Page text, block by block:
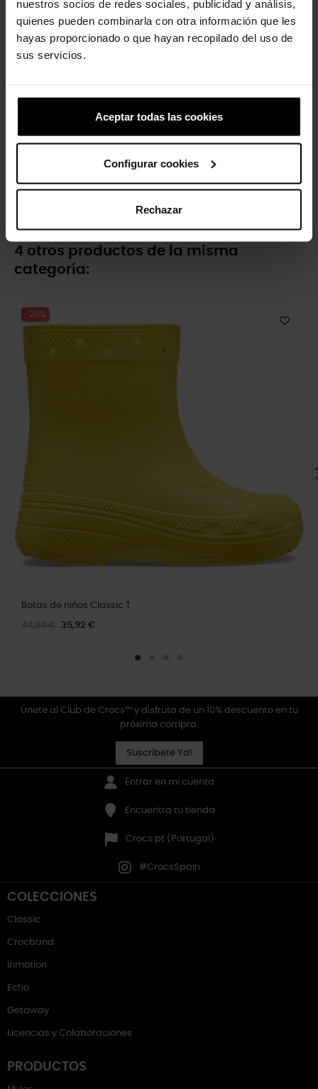
nuestros socios de redes sociales, publicidad y análisis,
quienes pueden combinarla con otra información que les
hayas proporcionado o que hayan recopilado del uso de
sus servicios.
Aceptar todas las cookies
Configurar cookies
Rechazar
Zuecos de niños Crocband™
49,90 € 39,92 €
Zuecos unisex Yukon Vista...
79,90 € 63,92 €
4 otros productos de la misma
categoría:
-20%
Botas de niños Classic T
44,90 € 35,92 €
Únete al Club de Crocs™ y disfruta de un 10% descuento en tu
próxima compra.
Suscríbete Ya!
Entrar en mi cuenta
Encuentra tu tienda
Crocs.pt (Portugal)
#CrocsSpain
COLECCIONES
Classic
Crocband
Inmotion
Echo
Getaway
Licencias y Colaboraciones
PRODUCTOS